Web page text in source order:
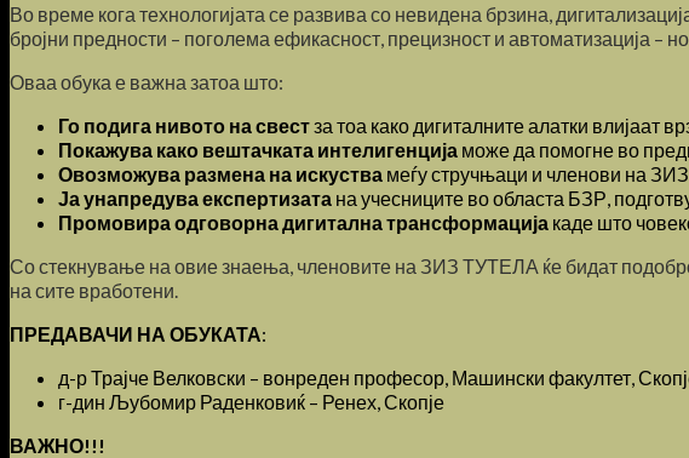
Во време кога технологијата се развива со невидена брзина,
бројни предности – поголема ефикасност, прецизност и автоматизација –
Оваа обука е важна затоа што:
Го подига нивото на свестза тоа како дигиталните алатки влијаат
Покажува како вештачката интелигенција може да помогне во
Овозможува размена на искуства меѓу стручњаци и членови на
Ја унапредува експертизата на учесниците во областа БЗР,
Промовира одговорна дигитална трансформација каде што
Со стекнување на овие знаења, членовите на ЗИЗ ТУТЕЛА ќе бидат
на сите вработени.
ПРЕДАВАЧИ НА ОБУКАТА:
д-р Трајче Велковски – вонреден професор, Машински факултет,
г-дин Љубомир Раденковиќ – Ренех, Скопје
ВАЖНО!!!